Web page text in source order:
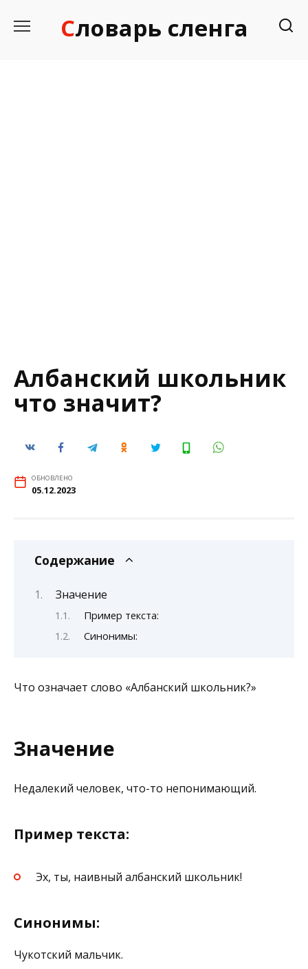
Словарь сленга
Албанский школьник
что значит?
ОБНОВЛЕНО
05.12.2023
Содержание
Значение
Пример текста:
Синонимы:
Что означает слово «Албанский школьник?»
Значение
Недалекий человек, что-то непонимающий.
Пример текста:
Эх, ты, наивный албанский школьник!
Синонимы:
Чукотский мальчик.